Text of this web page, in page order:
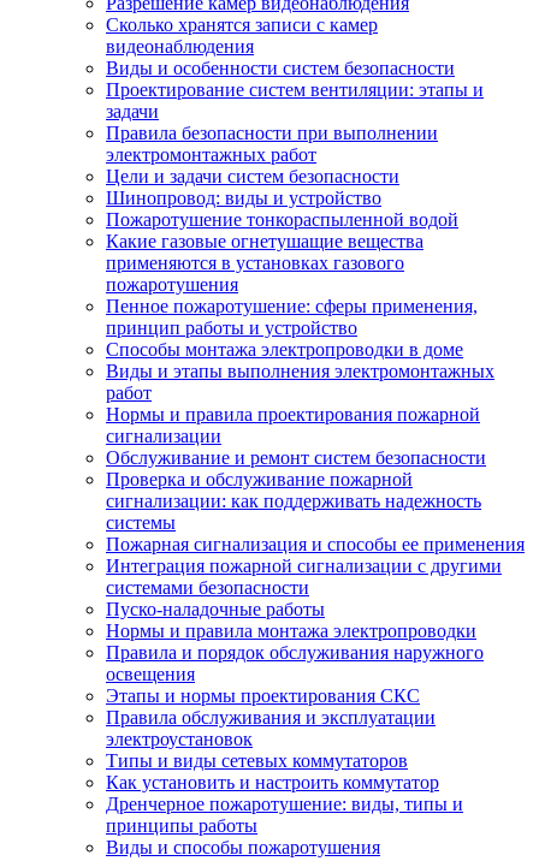
Сколько хранятся записи с камер
видеонаблюдения
Виды и особенности систем безопасности
Проектирование систем вентиляции: этапы и
задачи
Правила безопасности при выполнении
электромонтажных работ
Цели и задачи систем безопасности
Шинопровод: виды и устройство
Пожаротушение тонкораспыленной водой
Какие газовые огнетушащие вещества
применяются в установках газового
пожаротушения
Пенное пожаротушение: сферы применения,
принцип работы и устройство
Способы монтажа электропроводки в доме
Виды и этапы выполнения электромонтажных
работ
Нормы и правила проектирования пожарной
сигнализации
Обслуживание и ремонт систем безопасности
Проверка и обслуживание пожарной
сигнализации: как поддерживать надежность
системы
Пожарная сигнализация и способы ее применения
Интеграция пожарной сигнализации с другими
системами безопасности
Пуско-наладочные работы
Нормы и правила монтажа электропроводки
Правила и порядок обслуживания наружного
освещения
Этапы и нормы проектирования СКС
Правила обслуживания и эксплуатации
электроустановок
Типы и виды сетевых коммутаторов
Как установить и настроить коммутатор
Дренчерное пожаротушение: виды, типы и
принципы работы
Виды и способы пожаротушения